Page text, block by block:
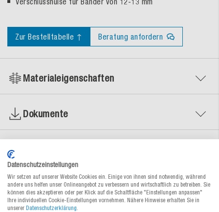
Zur Bestelltabelle ↑ Beratung anfordern
Materialeigenschaften
Dokumente
Alternative Produkte
Datenschutzeinstellungen
Wir setzen auf unserer Website Cookies ein. Einige von ihnen sind notwendig, während
andere uns helfen unser Onlineangebot zu verbessern und wirtschaftlich zu betreiben. Sie
können dies akzeptieren oder per Klick auf die Schaltfläche "Einstellungen anpassen"
Ihre individuellen Cookie-Einstellungen vornehmen. Nähere Hinweise erhalten Sie in
unserer Datenschutzerklärung